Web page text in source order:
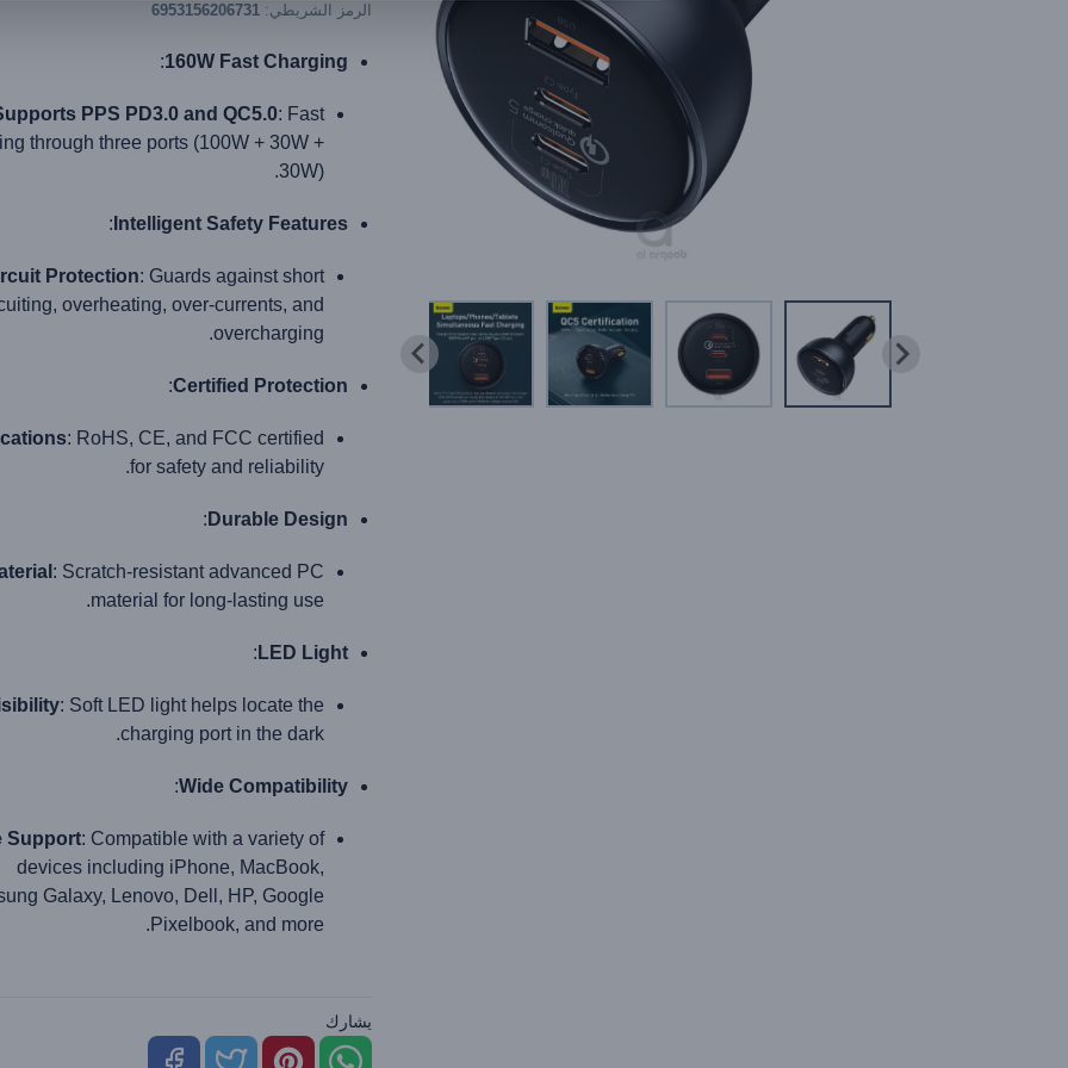
الرمز الشريطي: 6953156206731
160W Fast Charging
:
PPS PD3.0 and QC5.0: Fast
through three ports (100W + 30W +
30W).
Intelligent Safety Features
:
Protection: Guards against short
overheating, over-currents, and
overcharging.
Certified Protection
:
: RoHS, CE, and FCC certified
for safety and reliability.
Durable Design
:
: Scratch-resistant advanced PC
material for long-lasting use.
LED Light
:
: Soft LED light helps locate the
charging port in the dark.
Wide Compatibility
:
Support: Compatible with a variety of
devices including iPhone, MacBook,
Galaxy, Lenovo, Dell, HP, Google
Pixelbook, and more.
يشارك